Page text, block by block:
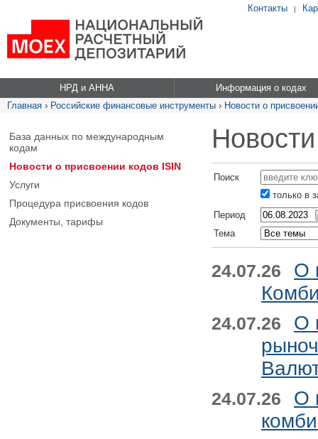
Контакты |
НРД и АННА
Информация о кодах
Главная › Российские финансовые инструменты › Новости о
База данных по международным
кодам
Новости о присвоении кодов ISIN
Услуги
Процедура присвоения кодов
Документы, тарифы
Поиск
только в
Период
Тема
24.07.26
О
24.07.26
О
24.07.26
О